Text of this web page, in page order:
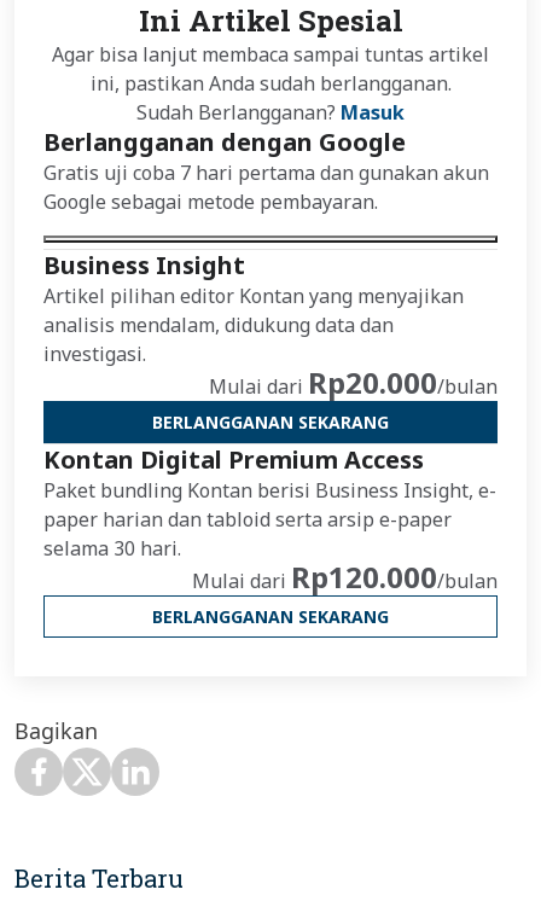
Ini Artikel Spesial
Agar bisa lanjut membaca sampai tuntas artikel
ini, pastikan Anda sudah berlangganan.
Sudah Berlangganan? Masuk
Berlangganan dengan Google
Gratis uji coba 7 hari pertama dan gunakan akun
Google sebagai metode pembayaran.
Business Insight
Artikel pilihan editor Kontan yang menyajikan
analisis mendalam, didukung data dan
investigasi.
Mulai dari Rp20.000/bulan
BERLANGGANAN SEKARANG
Kontan Digital Premium Access
Paket bundling Kontan berisi Business Insight, e-
paper harian dan tabloid serta arsip e-paper
selama 30 hari.
Mulai dari Rp120.000/bulan
BERLANGGANAN SEKARANG
Bagikan
Berita Terbaru